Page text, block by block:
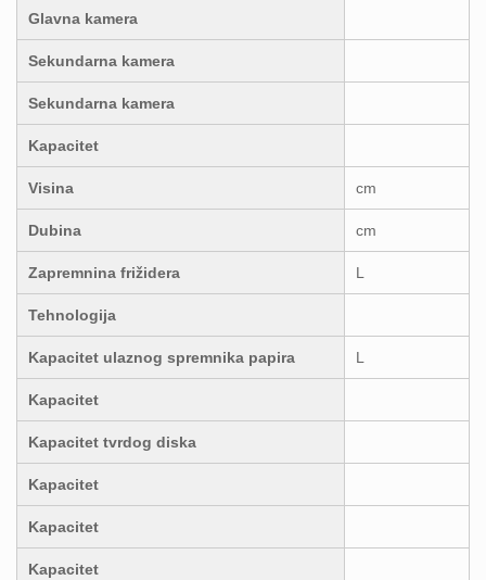
Glavna kamera
Sekundarna kamera
Sekundarna kamera
Kapacitet
Visina cm
Dubina cm
Zapremnina frižidera L
Tehnologija
Kapacitet ulaznog spremnika papira L
Kapacitet
Kapacitet tvrdog diska
Kapacitet
Kapacitet
Kapacitet